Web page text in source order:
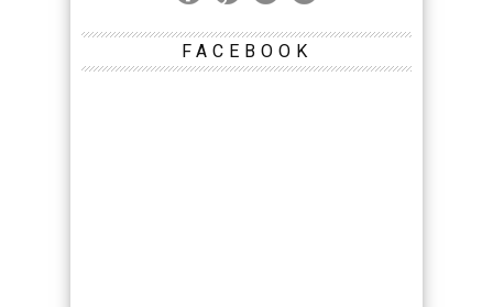
FACEBOOK